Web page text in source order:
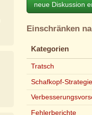
neue Diskussion
Einschränken
Kategorien
Tratsch
Schafkopf-
Fehlerberichte